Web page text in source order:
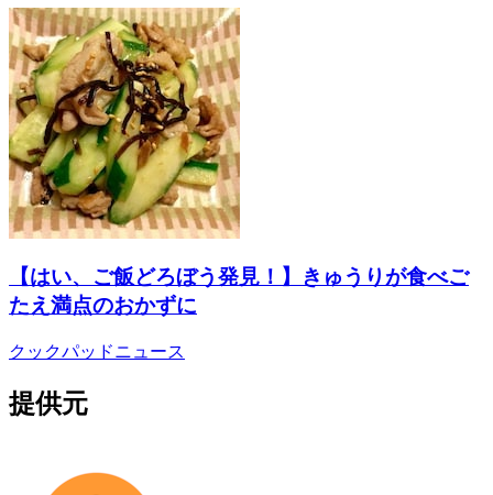
【はい、ご飯どろぼう発見！】きゅうりが食べご
たえ満点のおかずに
クックパッドニュース
提供元